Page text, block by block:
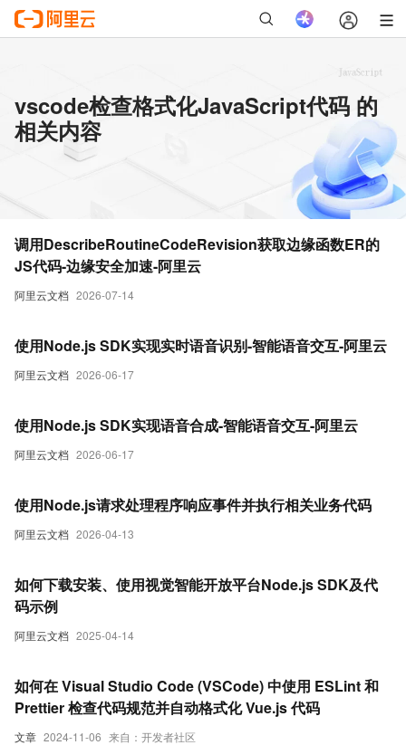
vscode检查格式化JavaScript代码 的
相关内容
阿里云文档 2026-07-14
调用DescribeRoutineCodeRevision获取边缘函数ER的
JS代码-边缘安全加速-阿里云
阿里云文档 2026-06-17
使用Node.js SDK实现实时语音识别-智能语音交互-阿里云
阿里云文档 2026-06-17
使用Node.js SDK实现语音合成-智能语音交互-阿里云
阿里云文档 2026-04-13
使用Node.js请求处理程序响应事件并执行相关业务代码
阿里云文档 2025-04-14
如何下载安装、使用视觉智能开放平台Node.js SDK及代
码示例
文章 2024-11-06 来自：开发者社区
如何在 Visual Studio Code (VSCode) 中使用 ESLint 和
Prettier 检查代码规范并自动格式化 Vue.js 代码